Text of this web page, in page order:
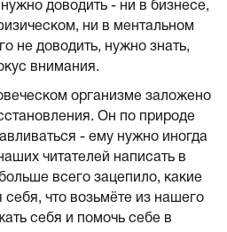
доводить - ни в бизнесе,
ни в ментальном
не доводить, нужно знать,
внимания.
организме заложено
Он по природе
- ему нужно иногда
читателей написать в
всего зацепило, какие
что возьмёте из нашего
себя и помочь себе в